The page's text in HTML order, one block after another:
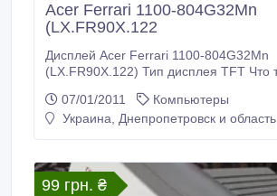
Acer Ferrari 1100-804G32Mn
(LX.FR90X.122
Дисплей Acer Ferrari 1100-804G32Mn
(LX.FR90X.122) Тип дисплея TFT Что такое TFT?
1280×800 пикселей Размеры и вес Acer Ferrari
1100-804G32Mn (LX.FR90X.122) Вес 1, 95 кг Длина
07/01/2011
Компьютеры
Украина, Днепропетровск и область
99 грн. ₴